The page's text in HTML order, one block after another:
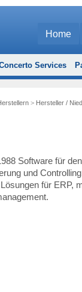
Home
Services
> Hersteller /
Software für den
und
für ERP,